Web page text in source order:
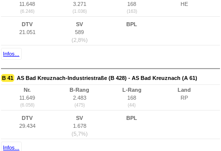
11.648
(6.246)
3.271
(1.036)
168
(163)
HE
DTV
21.051
SV
589
(2,8%)
BPL
Infos...
B 41 AS Bad Kreuznach-Industriestraße (B 428) - AS Bad Kreuznach (A 61)
Nr.
11.649
(6.058)
B-Rang
2.483
(475)
L-Rang
168
(44)
Land
RP
DTV
29.434
SV
1.678
(5,7%)
BPL
Infos...